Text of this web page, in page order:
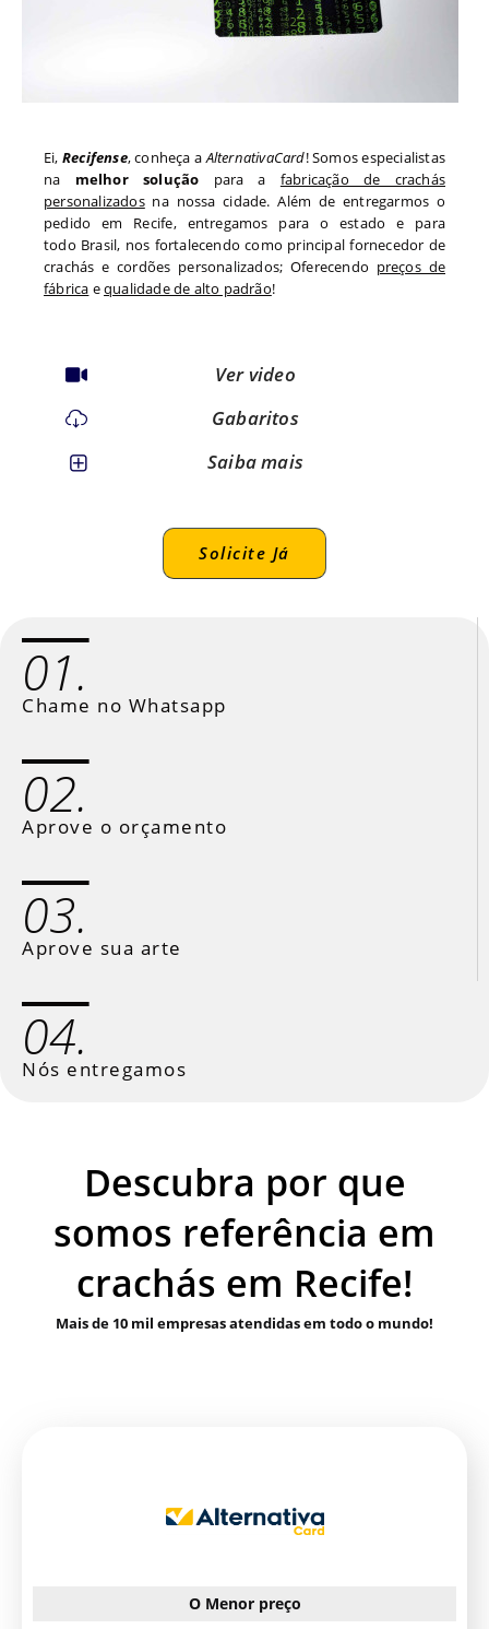
Ei, Recifense, conheça aAlternativaCard! Somos especialistas
na melhor solução para a fabricação de crachás
personalizadosna nossa cidade. Além de entregarmos o
pedido em Recife, entregamos para o estadoe para
todo Brasil, nos fortalecendo como principal fornecedor de
crachás e cordões personalizados; Oferecendo preços de
fábrica equalidade de alto padrão!
Ver video
Gabaritos
Saiba mais
Solicite Já
01.
Chame no Whatsapp
02.
Aprove o orçamento
03.
Aprove sua arte
04.
Nós entregamos
Descubra por que
somos referência em
crachás em Recife!
Mais de 10 mil empresas atendidas em todo o mundo!
O Menor preço